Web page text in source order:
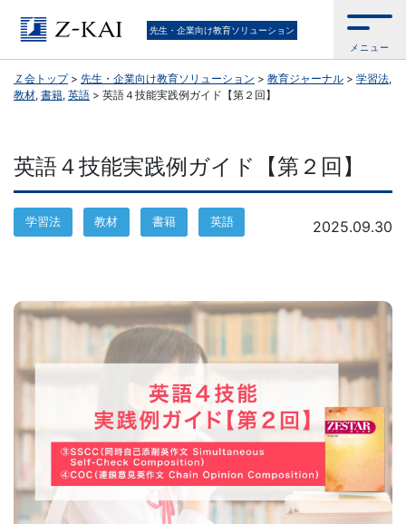
Ｚ
会
公
式
／
『学
の
先
け
先生・企業向け教育ソリューション
メニュー
Ｚ会トップ> 先生・企業向け教育ソリューション > 教育ジャーナル > 学習法,
教材, 書籍, 英語 > 英語４技能実践例ガイド【第２回】
英語４技能実践例ガイド【第２回】
学習法 教材 書籍 英語 2025.09.30